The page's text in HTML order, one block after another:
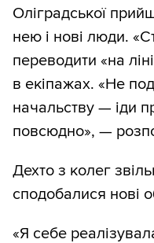
Оліградської
нею і нові люди.
переводити «на
в екіпажах. «Не
начальству — іди
повсюдно», —
Дехто з колег
сподобалися нові
«Я себе